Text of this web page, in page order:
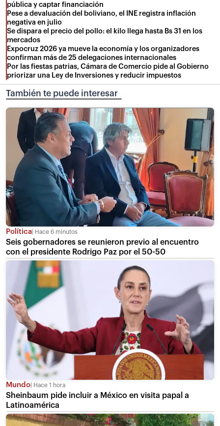
pública y captar financiación
Pese a devaluación del boliviano, el INE registra inflación
negativa en julio
Se dispara el precio del pollo: el kilo llega hasta Bs 31 en los
mercados
Expocruz 2026 ya mueve la economía y los organizadores
confirman más de 25 delegaciones internacionales
Por las fiestas patrias, Cámara de Comercio pide al Gobierno
priorizar una Ley de Inversiones y reducir impuestos
También te puede interesar
Política Hace 6 minutos
Seis gobernadores se reunieron previo al encuentro
con el presidente Rodrigo Paz por el 50-50
Mundo Hace 1 hora
Sheinbaum pide incluir a México en visita papal a
Latinoamérica